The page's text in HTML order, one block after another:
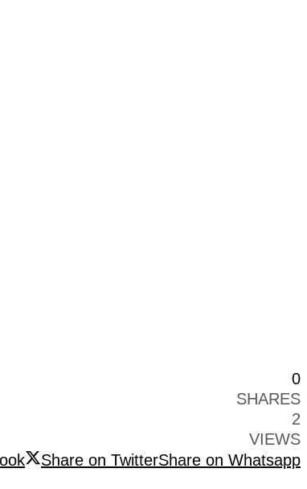
0
SHARES
2
VIEWS
Share on TwitterShare on Whatsapp